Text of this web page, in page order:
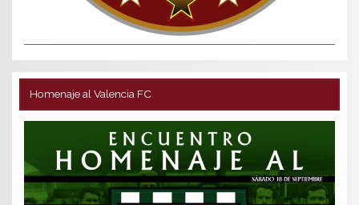
Homenaje al Valencia FC